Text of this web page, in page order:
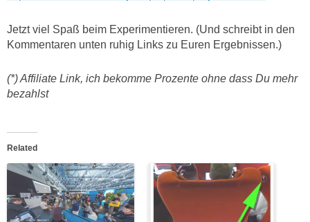
Jetzt viel Spaß beim Experimentieren. (Und schreibt in den
Kommentaren unten ruhig Links zu Euren Ergebnissen.)
(*) Affiliate Link, ich bekomme Prozente ohne dass Du mehr
bezahlst
Related